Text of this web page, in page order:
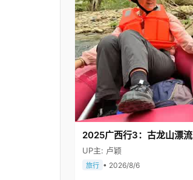
2025广西行3：古龙山漂流
UP主: 卢颖
旅行 • 2026/8/6